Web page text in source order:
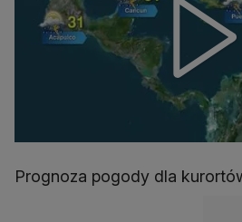
Prognoza pogody dla